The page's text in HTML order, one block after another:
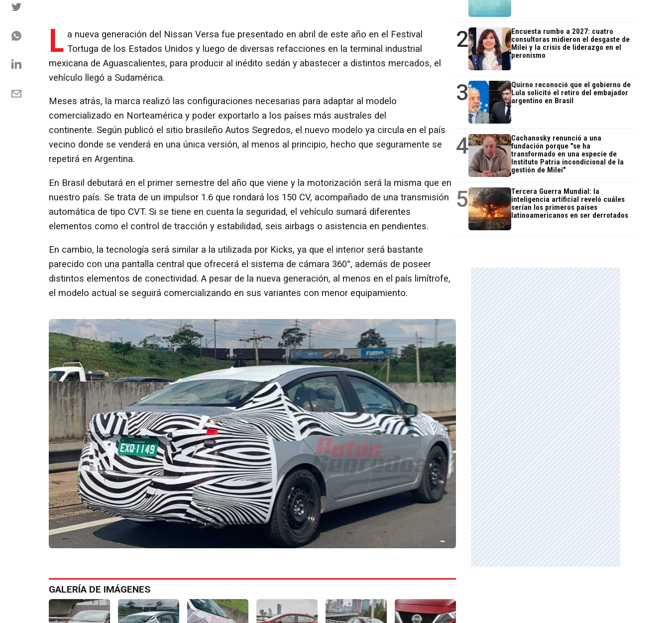
L a nueva generación del Nissan Versa fue presentado en abril de este año en el Festival
Tortuga de los Estados Unidos y luego de diversas refacciones en la terminal industrial
mexicana de Aguascalientes, para producir al inédito sedán y abastecer a distintos mercados, el
vehículo llegó a Sudamérica.
Meses atrás, la marca realizó las configuraciones necesarias para adaptar al modelo
comercializado en Norteamérica y poder exportarlo a los países más australes del
continente. Según publicó el sitio brasileño Autos Segredos, el nuevo modelo ya circula en el país
vecino donde se venderá en una única versión, al menos al principio, hecho que seguramente se
repetirá en Argentina.
En Brasil debutará en el primer semestre del año que viene y la motorización será la misma que en
nuestro país. Se trata de un impulsor 1.6 que rondará los 150 CV, acompañado de una transmisión
automática de tipo CVT. Si se tiene en cuenta la seguridad, el vehículo sumará diferentes
elementos como el control de tracción y estabilidad, seis airbags o asistencia en pendientes.
En cambio, la tecnología será similar a la utilizada por Kicks, ya que el interior será bastante
parecido con una pantalla central que ofrecerá el sistema de cámara 360°, además de poseer
distintos elementos de conectividad. A pesar de la nueva generación, al menos en el país limítrofe,
el modelo actual se seguirá comercializando en sus variantes con menor equipamiento.
GALERÍA DE IMÁGENES
2
Encuesta rumbo a 2027: cuatro
consultoras midieron el desgaste de
Milei y la crisis de liderazgo en el
peronismo
3
Quirno reconoció que el gobierno de
Lula solicitó el retiro del embajador
argentino en Brasil
4
Cachanosky renunció a una
fundación porque "se ha
transformado en una especie de
Instituto Patria incondicional de la
gestión de Milei"
5
Tercera Guerra Mundial: la
inteligencia artificial reveló cuáles
serían los primeros países
latinoamericanos en ser derrotados